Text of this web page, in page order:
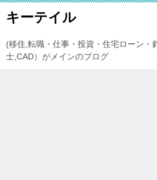
キーテイル
(移住,転職・仕事・投資・住宅ローン・
士,CAD）がメインのブログ